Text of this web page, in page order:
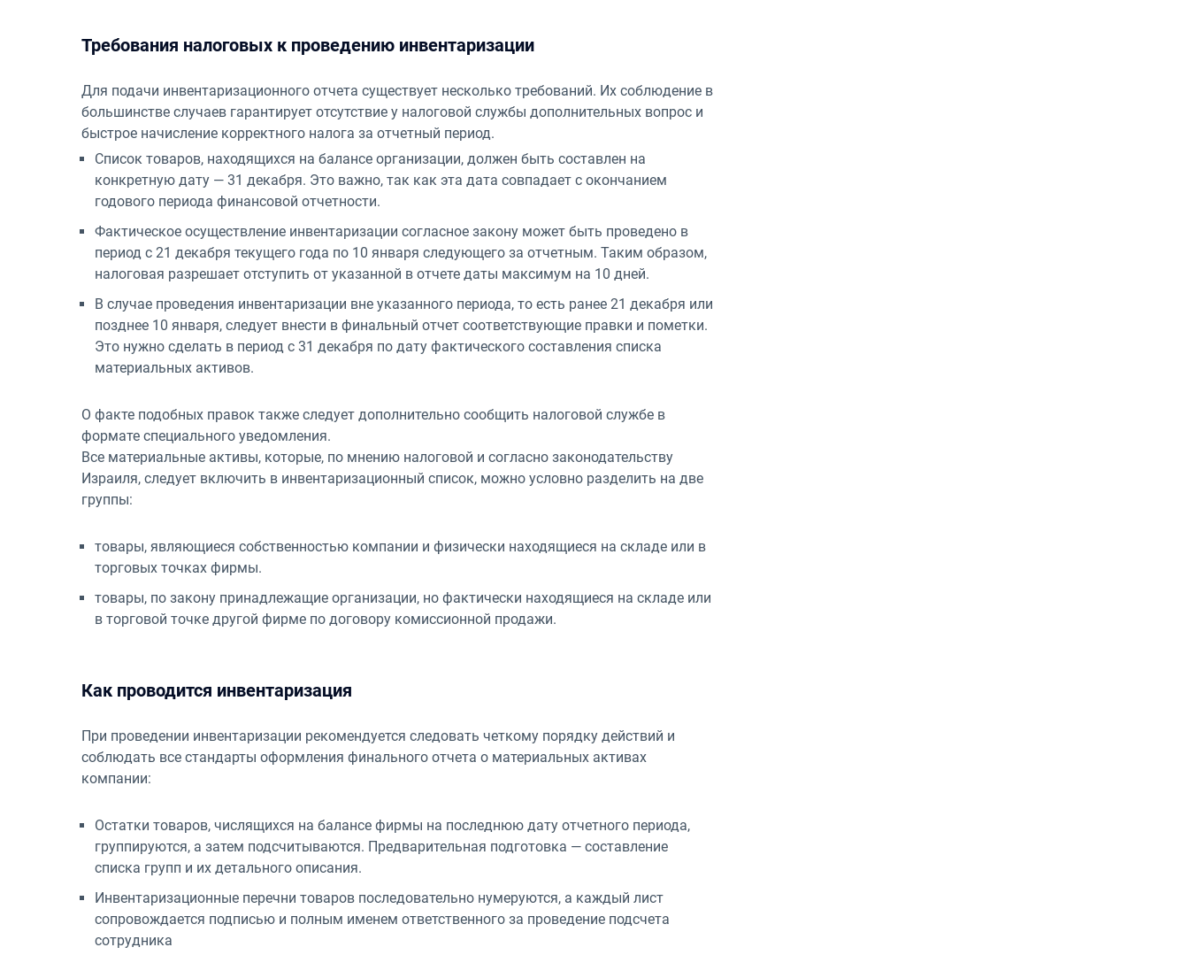
Требования налоговых к проведению инвентаризации
Для подачи инвентаризационного отчета существует несколько требований. Их соблюдение в
большинстве случаев гарантирует отсутствие у налоговой службы дополнительных вопрос и
быстрое начисление корректного налога за отчетный период.
Список товаров, находящихся на балансе организации, должен быть составлен на
конкретную дату — 31 декабря. Это важно, так как эта дата совпадает с окончанием
годового периода финансовой отчетности.
Фактическое осуществление инвентаризации согласное закону может быть проведено в
период с 21 декабря текущего года по 10 января следующего за отчетным. Таким образом,
налоговая разрешает отступить от указанной в отчете даты максимум на 10 дней.
В случае проведения инвентаризации вне указанного периода, то есть ранее 21 декабря или
позднее 10 января, следует внести в финальный отчет соответствующие правки и пометки.
Это нужно сделать в период с 31 декабря по дату фактического составления списка
материальных активов.
О факте подобных правок также следует дополнительно сообщить налоговой службе в
формате специального уведомления.
Все материальные активы, которые, по мнению налоговой и согласно законодательству
Израиля, следует включить в инвентаризационный список, можно условно разделить на две
группы:
товары, являющиеся собственностью компании и физически находящиеся на складе или в
торговых точках фирмы.
товары, по закону принадлежащие организации, но фактически находящиеся на складе или
в торговой точке другой фирме по договору комиссионной продажи.
Как проводится инвентаризация
При проведении инвентаризации рекомендуется следовать четкому порядку действий и
соблюдать все стандарты оформления финального отчета о материальных активах
компании:
Остатки товаров, числящихся на балансе фирмы на последнюю дату отчетного периода,
группируются, а затем подсчитываются. Предварительная подготовка — составление
списка групп и их детального описания.
Инвентаризационные перечни товаров последовательно нумеруются, а каждый лист
сопровождается подписью и полным именем ответственного за проведение подсчета
сотрудника